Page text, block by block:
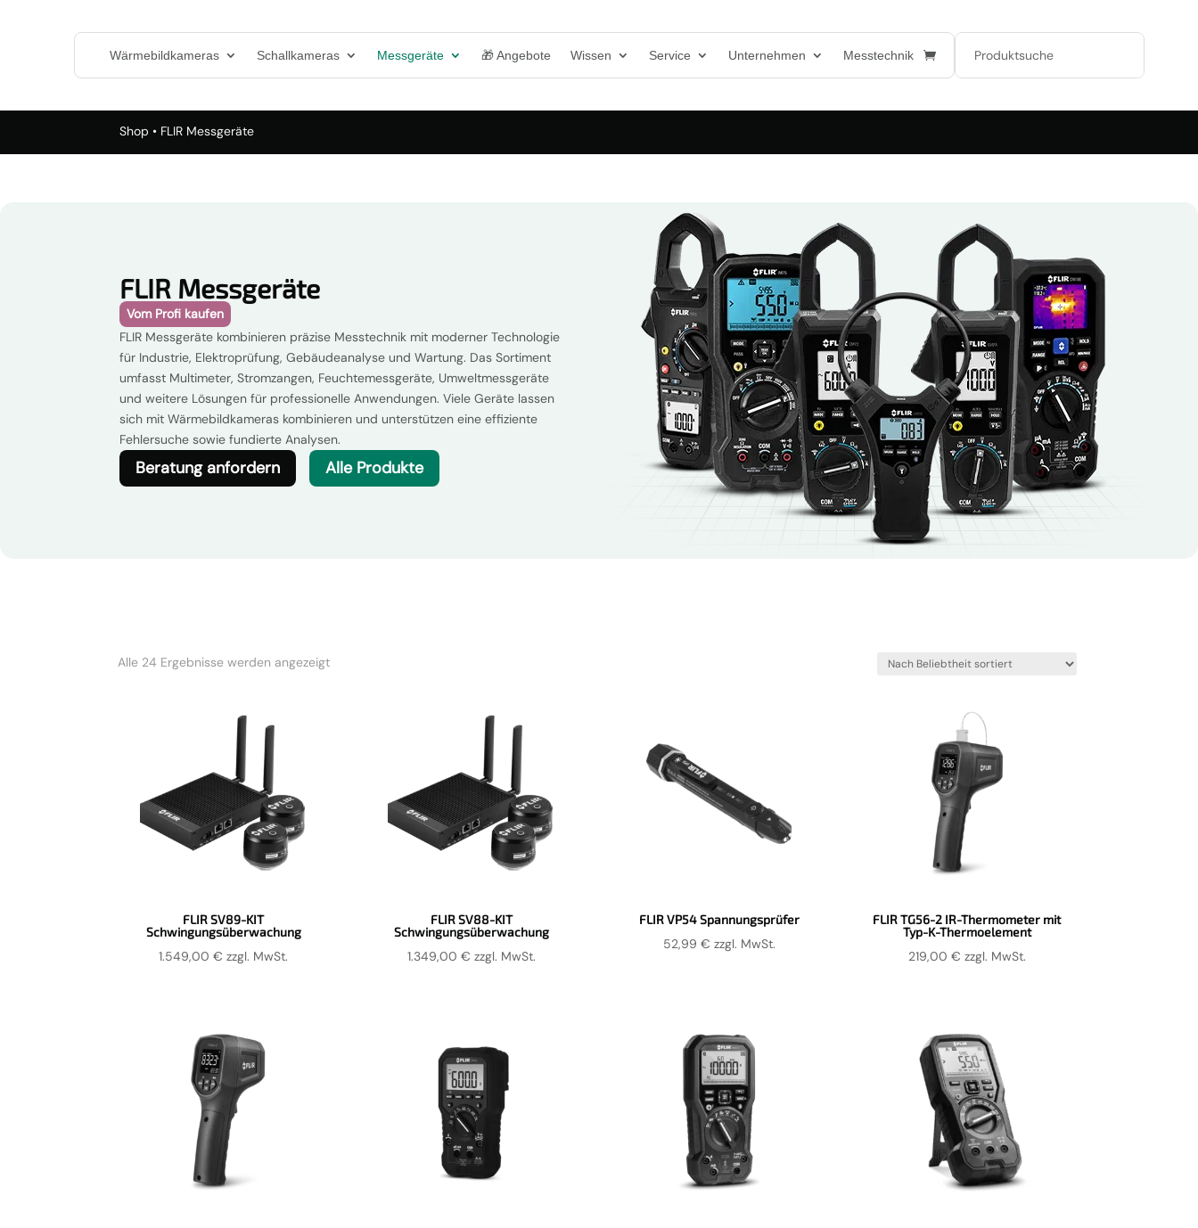
Wärmebildkameras Schallkameras Messgeräte 🎁 Angebote Wissen Service Unternehmen Messtechnik
Shop • FLIR Messgeräte
FLIR Messgeräte
Vom Profi kaufen
FLIR Messgeräte kombinieren präzise Messtechnik mit moderner Technologie
für Industrie, Elektroprüfung, Gebäudeanalyse und Wartung. Das Sortiment
umfasst Multimeter, Stromzangen, Feuchtemessgeräte, Umweltmessgeräte
und weitere Lösungen für professionelle Anwendungen. Viele Geräte lassen
sich mit Wärmebildkameras kombinieren und unterstützen eine effiziente
Fehlersuche sowie fundierte Analysen.
Beratung anfordern Alle Produkte
Alle 24 Ergebnisse werden angezeigtNach
FLIR SV89-KIT
Schwingungsüberwachung
1.549,00€ zzgl. MwSt.
FLIR SV88-KIT
Schwingungsüberwachung
1.349,00 € zzgl. MwSt.
FLIR VP54 Spannungsprüfer
52,99 € zzgl. MwSt.
FLIR TG56-2 IR-Thermometer mit
Typ-K-Thermoelement
219,00 € zzgl. MwSt.